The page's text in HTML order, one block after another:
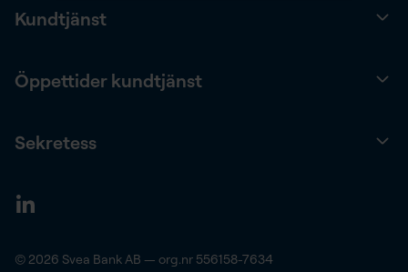
Kundtjänst
Öppettider kundtjänst
Sekretess
© 2026 Svea Bank AB — org.nr 556158-7634